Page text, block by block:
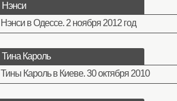
Нэнси
Нэнси в Одессе. 2 ноября 2012 год
Тина Кароль
Тины Кароль в Киеве. 30 октября 2010